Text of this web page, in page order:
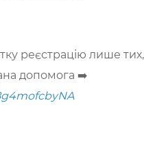
реєстрацію лише тих,
допомога ➡️